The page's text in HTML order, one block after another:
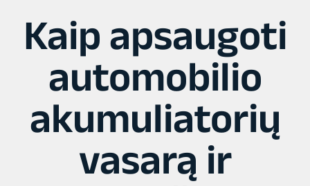
Kaip apsaugoti
automobilio
akumuliatorių
vasarą ir